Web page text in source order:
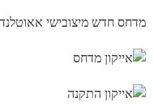
מדחס חדש מיצובישי אאוטלנדר